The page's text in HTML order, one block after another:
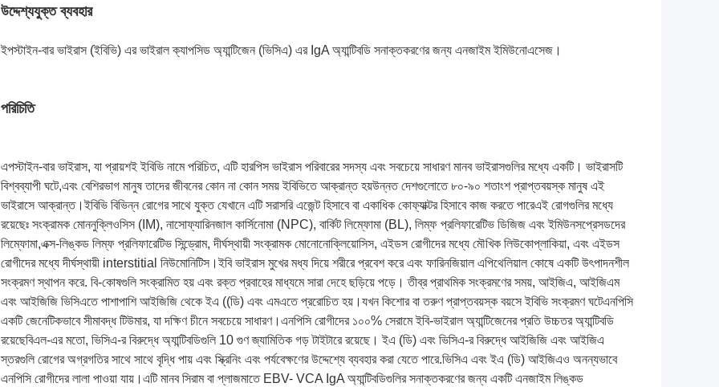
উদ্দেশ্যযুক্ত ব্যবহার
ইপস্টাইন-বার ভাইরাস (ইবিভি) এর ভাইরাল ক্যাপসিড অ্যান্টিজেন (ভিসিএ) এর IgA অ্যান্টিবডি সনাক্তকরণের জন্য এনজাইম ইমিউনোএসেজ।
পরিচিতি
এপস্টাইন-বার ভাইরাস, যা প্রায়শই ইবিভি নামে পরিচিত, এটি হারপিস ভাইরাস পরিবারের সদস্য এবং সবচেয়ে সাধারণ মানব ভাইরাসগুলির মধ্যে একটি। ভাইরাসটি
বিশ্বব্যাপী ঘটে,এবং বেশিরভাগ মানুষ তাদের জীবনের কোন না কোন সময় ইবিভিতে আক্রান্ত হয়উন্নত দেশগুলোতে ৮০-৯০ শতাংশ প্রাপ্তবয়স্ক মানুষ এই
ভাইরাসে আক্রান্ত।ইবিভি বিভিন্ন রোগের সাথে যুক্ত যেখানে এটি সরাসরি এজেন্ট হিসাবে বা একাধিক কোফ্যাক্টর হিসাবে কাজ করতে পারেএই রোগগুলির মধ্যে
রয়েছেঃ সংক্রামক মোননুক্লিওসিস (IM), নাসোফ্যারিনজাল কার্সিনোমা (NPC), বার্কিট লিম্ফোমা (BL), লিম্ফ প্রলিফারেটিভ ডিজিজ এবং ইমিউনসপ্রেসডদের
লিম্ফোমা,এক্স-লিঙ্কড লিম্ফ প্রলিফারেটিভ সিন্ড্রোম, দীর্ঘস্থায়ী সংক্রামক মোনোনোক্লিয়োসিস, এইডস রোগীদের মধ্যে মৌখিক লিউকোপ্লাকিয়া, এবং এইডস
রোগীদের মধ্যে দীর্ঘস্থায়ী interstitial নিউমোনিটিস।ইবি ভাইরাস মুখের মধ্য দিয়ে শরীরে প্রবেশ করে এবং ফারিনজিয়াল এপিথেলিয়াল কোষে একটি উৎপাদনশীল
সংক্রমণ স্থাপন করে. বি-কোষগুলি সংক্রামিত হয় এবং রক্ত প্রবাহের মাধ্যমে সারা দেহে ছড়িয়ে পড়ে। তীব্র প্রাথমিক সংক্রমণের সময়, আইজিএ, আইজিএম
এবং আইজিজি ভিসিএতে পাশাপাশি আইজিজি থেকে ইএ ((ডি) এবং এমএতে প্ররোচিত হয়।যখন কিশোর বা তরুণ প্রাপ্তবয়স্ক বয়সে ইবিভি সংক্রমণ ঘটেএনপিসি
একটি জেনেটিকভাবে সীমাবদ্ধ টিউমার, যা দক্ষিণ চীনে সবচেয়ে সাধারণ।এনপিসি রোগীদের ১০০% সেরামে ইবি-ভাইরাল অ্যান্টিজেনের প্রতি উচ্চতর অ্যান্টিবডি
রয়েছেবিএল-এর মতো, ভিসিএ-র বিরুদ্ধে অ্যান্টিবডিগুলি 10 গুণ জ্যামিতিক গড় টাইটারে রয়েছে। ইএ (ডি) এবং ভিসিএ-র বিরুদ্ধে আইজিজি এবং আইজিএ
স্তরগুলি রোগের অগ্রগতির সাথে সাথে বৃদ্ধি পায় এবং স্ক্রিনিং এবং পর্যবেক্ষণের উদ্দেশ্যে ব্যবহার করা যেতে পারে.ভিসিএ এবং ইএ (ডি) আইজিএও অনন্যভাবে
এনপিসি রোগীদের লালা পাওয়া যায়।এটি মানব সিরাম বা প্লাজমাতে EBV- VCA IgA অ্যান্টিবডিগুলির সনাক্তকরণের জন্য একটি এনজাইম লিঙ্কড